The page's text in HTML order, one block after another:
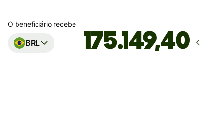
O beneficiário recebe
BRL